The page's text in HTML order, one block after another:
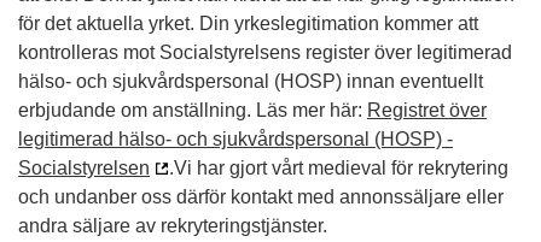
för det aktuella yrket. Din yrkeslegitimation kommer att
kontrolleras mot Socialstyrelsens register över legitimerad
hälso- och sjukvårdspersonal (HOSP) innan eventuellt
erbjudande om anställning. Läs mer här: Registret över
legitimerad hälso- och sjukvårdspersonal (HOSP) -
Socialstyrelsen
.Vi har gjort vårt medieval för rekrytering
och undanber oss därför kontakt med annonssäljare eller
andra säljare av rekryteringstjänster.